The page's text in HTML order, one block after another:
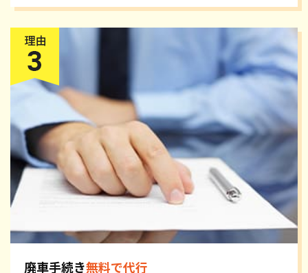
廃車手続き無料で代行